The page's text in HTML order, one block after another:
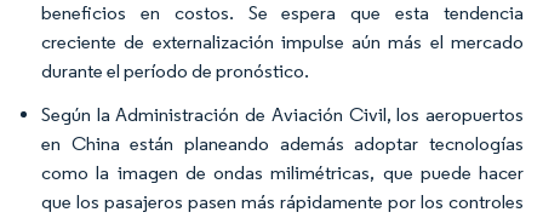
beneficios en costos. Se espera que esta tendencia
creciente de externalización impulse aún más el mercado
durante el período de pronóstico.
Según la Administración de Aviación Civil, los aeropuertos
en China están planeando además adoptar tecnologías
como la imagen de ondas milimétricas, que puede hacer
que los pasajeros pasen más rápidamente por los controles